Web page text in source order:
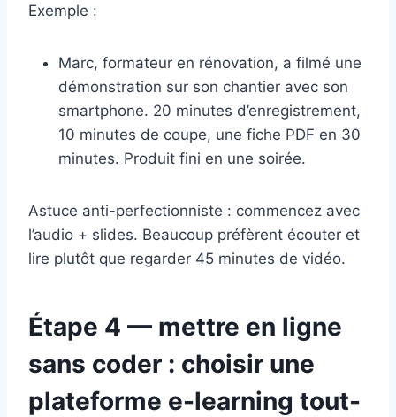
Exemple :
Marc, formateur en rénovation, a filmé une
démonstration sur son chantier avec son
smartphone. 20 minutes d’enregistrement,
10 minutes de coupe, une fiche PDF en 30
minutes. Produit fini en une soirée.
Astuce anti-perfectionniste : commencez avec
l’audio + slides. Beaucoup préfèrent écouter et
lire plutôt que regarder 45 minutes de vidéo.
Étape 4 — mettre en ligne
sans coder : choisir une
plateforme e-learning tout-